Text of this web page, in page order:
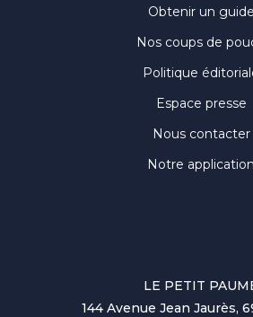
Obtenir un guide
Nos coups de
Politique
Espace presse
Nous contacter
Notre application
LE PETIT
144 Avenue Jean Jaurès,